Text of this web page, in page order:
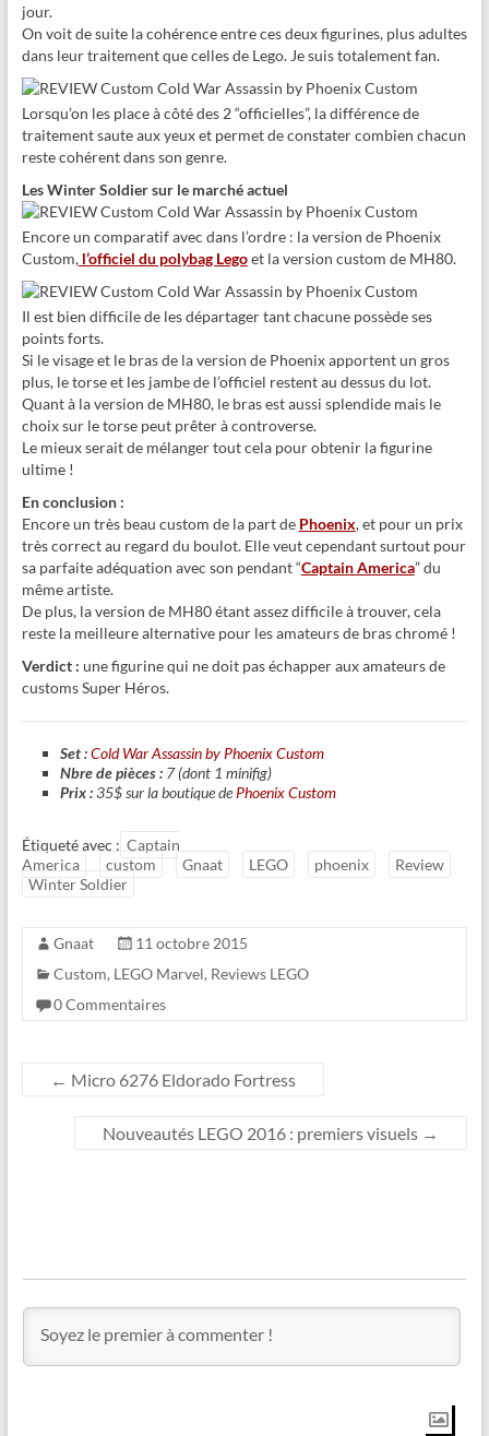
jour.
On voit de suite la cohérence entre ces deux figurines, plus adultes
dans leur traitement que celles de Lego. Je suis totalement fan.
Lorsqu’on les place à côté des 2 “officielles”, la différence de
traitement saute aux yeux et permet de constater combien chacun
reste cohérent dans son genre.
Les Winter Soldier sur le marché actuel
Encore un comparatif avec dans l’ordre : la version de Phoenix
Custom,l’officiel du polybag Legoet la version custom de MH80.
Il est bien difficile de les départager tant chacune possède ses
points forts.
Si le visage et le bras de la version de Phoenix apportent un gros
plus, le torse et les jambe de l’officiel restent au dessus du lot.
Quant à la version de MH80, le bras est aussi splendide mais le
choix sur le torse peut prêter à controverse.
Le mieux serait de mélanger tout cela pour obtenir la figurine
ultime !
En conclusion :
Encore un très beau custom de la part de Phoenix, et pour un prix
très correct au regard du boulot. Elle veut cependant surtout pour
sa parfaite adéquation avec son pendant “Captain America” du
même artiste.
De plus, la version de MH80 étant assez difficile à trouver, cela
reste la meilleure alternative pour les amateurs de bras chromé !
Verdict : une figurine qui ne doit pas échapper aux amateurs de
customs Super Héros.
Set :Cold War Assassin by Phoenix Custom
Nbre de pièces : 7 (dont 1 minifig)
Prix :35$ sur la boutique de Phoenix Custom
Étiqueté avec : Captain
America
custom Gnaat LEGO phoenix
Review
Winter Soldier
Gnaat
11 octobre 2015
Custom, LEGO Marvel, Reviews LEGO
0 Commentaires
← Micro 6276 Eldorado Fortress
Nouveautés LEGO 2016 : premiers visuels →